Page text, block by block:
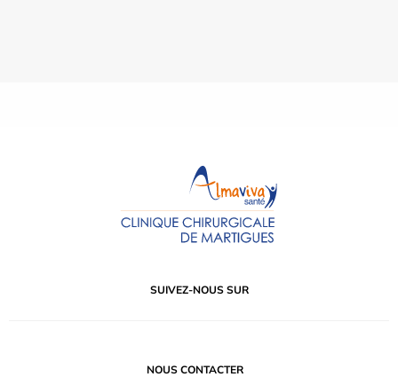
SUIVEZ-NOUS SUR
NOUS CONTACTER